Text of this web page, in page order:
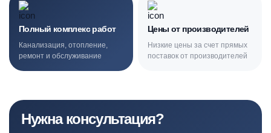
Полный комплекс работ
Канализация, отопление,
ремонт и обслуживание
Цены от производителей
Низкие цены за счет прямых
поставок от производителей
Нужна консультация?